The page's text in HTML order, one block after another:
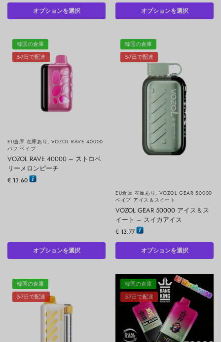
オプションを選択 オプションを選択
韓国の倉庫
5-7日で配達
EU倉庫 在庫あり , VOZOL RAVE 40000
パフ ベイプ
VOZOL RAVE 40000 – ストロベ
リーメロンピーチ
€ 13.60
オプションを選択
韓国の倉庫
5-7日で配達
EU倉庫 在庫あり , VOZOL GEAR 50000
ベイプ アイス＆スイート
VOZOL GEAR 50000 アイス＆ス
イート – スイカアイス
€ 13.77
オプションを選択
韓国の倉庫
5-7日で配達
韓国の倉庫
5-7日で配達